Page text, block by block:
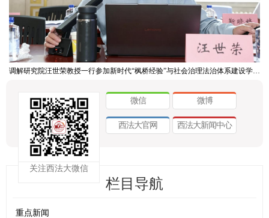
关注西法大微信
微信 微博
西法大官网 西法大新闻中心
栏目导航
重点新闻